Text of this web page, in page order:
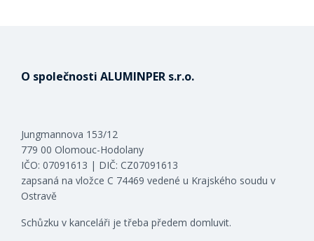
O společnosti ALUMINPER s.r.o.
Jungmannova 153/12
779 00 Olomouc-Hodolany
IČO: 07091613 | DIČ: CZ07091613
zapsaná na vložce C 74469 vedené u Krajského soudu v
Ostravě
Schůzku v kanceláři je třeba předem domluvit.